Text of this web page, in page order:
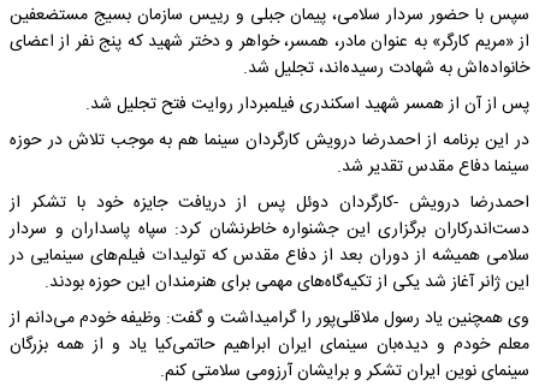
سپس با حضور سردار سلامی، پیمان جبلی و رییس سازمان بسیج مستضعفین
از «مریم کارگر» به عنوان مادر، همسر، خواهر و دختر شهید که پنج نفر از اعضای
خانواده‌اش به شهادت رسیده‌اند، تجلیل شد.
پس از آن از همسر شهید اسکندری فیلمبردار روایت فتح تجلیل شد.
در این برنامه از احمدرضا درویش کارگردان سینما هم به موجب تلاش در حوزه
سینما دفاع مقدس تقدیر شد.
احمدرضا درویش -کارگردان دوئل پس از دریافت جایزه خود با تشکر از
دست‌اندرکاران برگزاری این جشنواره خاطرنشان کرد: سپاه پاسداران و سردار
سلامی‌ همیشه از دوران بعد از دفاع مقدس که تولیدات فیلم‌های سینمایی در
این ژانر آغاز شد یکی از تکیه‌گاه‌های مهمی برای هنرمندان این حوزه بودند.
وی همچنین یاد رسول ملاقلی‌پور را گرامیداشت و گفت: وظیفه خودم می‌دانم از
معلم خودم و دیده‌بان سینمای ایران ابراهیم حاتمی‌کیا یاد و از همه بزرگان
سینمای نوین ایران تشکر و برایشان آرزومی سلامتی کنم.